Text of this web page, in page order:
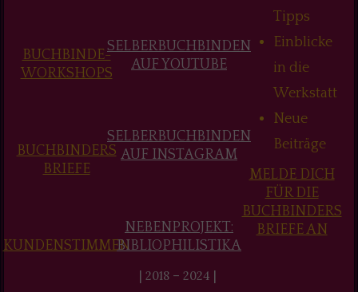
| 2018 – 2024 |
BUCHBINDE-
WORKSHOPS
BUCHBINDERS
BRIEFE
KUNDENSTIMMEN
SELBERBUCHBINDEN
AUF YOUTUBE
SELBERBUCHBINDEN
AUF INSTAGRAM
NEBENPROJEKT:
BIBLIOPHILISTIKA
Tipps
Einblicke
in die
Werkstatt
Neue
Beiträge
MELDE DICH
FÜR DIE
BUCHBINDERS
BRIEFE AN